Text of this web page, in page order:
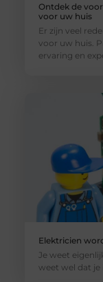
Ontdek de
voor uw huis
Er zijn veel
voor uw huis.
ervaring en
Elektricien
Je weet
weet wel dat